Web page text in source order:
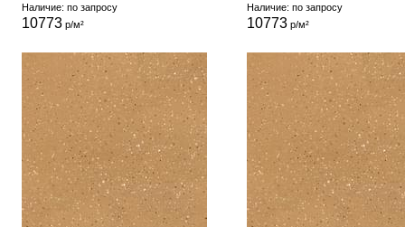
Наличие: по запросу
10773р/м²
Наличие: по запросу
10773р/м²